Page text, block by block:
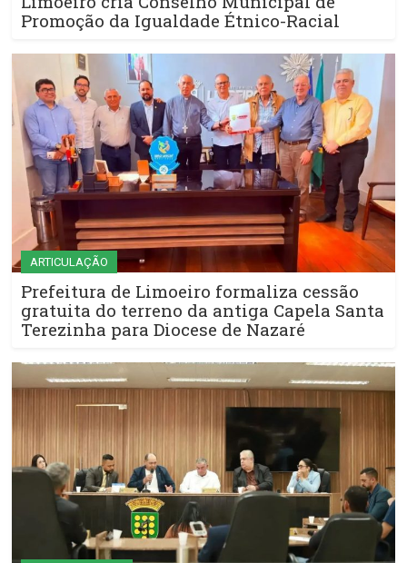
Promoção da Igualdade Étnico-Racial
ARTICULAÇÃO
Prefeitura de Limoeiro formaliza cessão
gratuita do terreno da antiga Capela Santa
Terezinha para Diocese de Nazaré